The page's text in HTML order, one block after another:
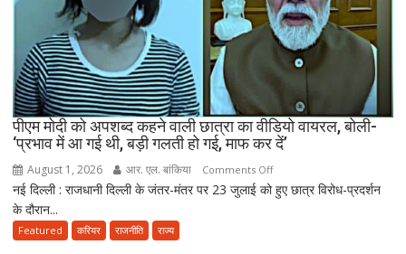
दी
मंजूरी,
अब
10
तक
की
10
पीएम मोदी को अपशब्द कहने वाली छात्रा का वीडियो वायरल, बोली-
‘प्रभाव में आ गई थी, बड़ी गलती हो गई, माफ कर दें’
August 1, 2026 आर. एल. बांकिया Comments Offon
पीएम
नई दिल्ली : राजधानी दिल्ली के जंतर-मंतर पर 23 जुलाई को हुए छात्र विरोध-प्रदर्शन
के दौरान...
Featured करियर राजनीति राज्य